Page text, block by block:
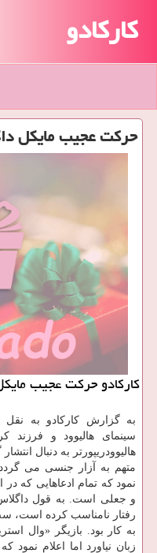
کارکادو
حركت عجیب مایكل
كاركادو حركت عجیب
به گزارش كاركادو به نقل
سینمای هالیوود و
هالیوودریپورتر به دنبال
متهم به آزار جنسی می
نمود كه تمام ادعاهایی كه
و جعلی است. به قول
رفتار نامناسب كرده است،
به كار بود. بازیگر «وال
زبان نیاورد اما اعلام